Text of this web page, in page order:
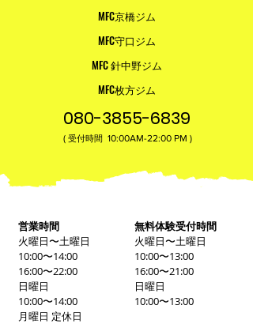
MFC京橋ジム
MFC守口ジム
MFC 針中野ジム
MFC枚方ジム
080-3855-6839
( 受付時間 10:00AM-22:00​ PM )
営業時間
火曜日〜土曜日
10:00〜14:00
16:00〜22:00
日曜日
10:00〜14:00
月曜日 定休日
無料体験受付時間
火曜日〜土曜日
10:00〜13:00
16:00〜21:00
日曜日
10:00〜13:00